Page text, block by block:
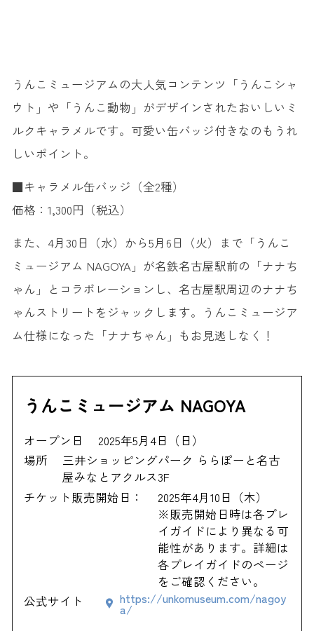
うんこミュージアムの大人気コンテンツ「うんこシャ
ウト」や「うんこ動物」がデザインされたおいしいミ
ルクキャラメルです。可愛い缶バッジ付きなのもうれ
しいポイント。
■キャラメル缶バッジ（全2種）
価格：1,300円（税込）
また、4月30日（水）から5月6日（火）まで「うんこ
ミュージアム NAGOYA」が名鉄名古屋駅前の「ナナち
ゃん」とコラボレーションし、名古屋駅周辺のナナち
ゃんストリートをジャックします。うんこミュージア
ム仕様になった「ナナちゃん」もお見逃しなく！
うんこミュージアム NAGOYA
オープン日
2025年5月4日（日）
場所
三井ショッピングパーク ららぽーと名古
屋みなとアクルス3F
チケット販売開始日：
2025年4月10日（木）
※販売開始日時は各プレ
イガイドにより異なる可
能性があります。詳細は
各プレイガイドのページ
をご確認ください。
公式サイト
https://unkomuseum.com/nagoy
a/